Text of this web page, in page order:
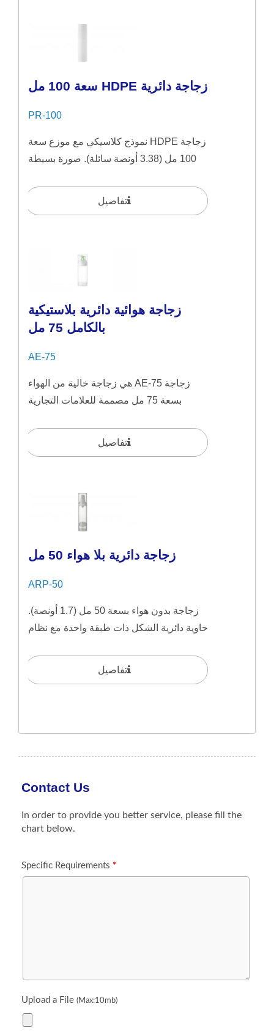
زجاجة دائرية HDPE سعة 100 مل
PR-100
زجاجة HDPE نموذج كلاسيكي مع موزع سعة
100 مل (3.38 أونصة سائلة). صورة بسيطة
تفاصيل
زجاجة هوائية دائرية بلاستيكية
بالكامل 75 مل
AE-75
زجاجة AE-75 هي زجاجة خالية من الهواء
بسعة 75 مل مصممة للعلامات التجارية
تفاصيل
زجاجة دائرية بلا هواء 50 مل
ARP-50
زجاجة بدون هواء بسعة 50 مل (1.7 أونصة).
حاوية دائرية الشكل ذات طبقة واحدة مع نظام
تفاصيل